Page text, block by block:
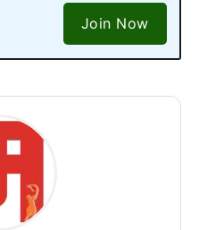
Join Now